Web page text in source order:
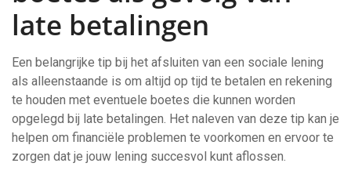
late betalingen
Een belangrijke tip bij het afsluiten van een sociale lening
als alleenstaande is om altijd op tijd te betalen en rekening
te houden met eventuele boetes die kunnen worden
opgelegd bij late betalingen. Het naleven van deze tip kan je
helpen om financiële problemen te voorkomen en ervoor te
zorgen dat je jouw lening succesvol kunt aflossen.